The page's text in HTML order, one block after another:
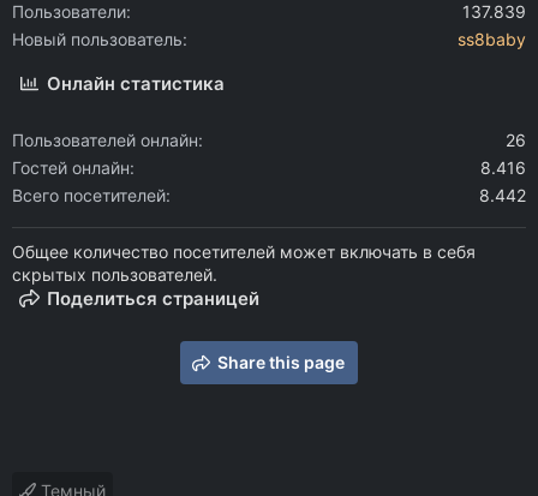
Пользователи
137.839
Новый пользователь
ss8baby
Онлайн статистика
Пользователей онлайн
26
Гостей онлайн
8.416
Всего посетителей
8.442
Общее количество посетителей может включать в себя
скрытых пользователей.
Поделиться страницей
Share this page
Темный